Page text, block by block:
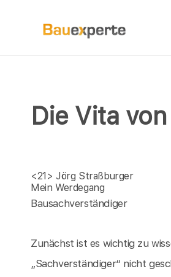
Die Vita
<21> Jörg Straßburger
Mein Werdegang
Bausachverständiger
Zunächst ist es wichtig zu
„Sachverständiger“ nicht